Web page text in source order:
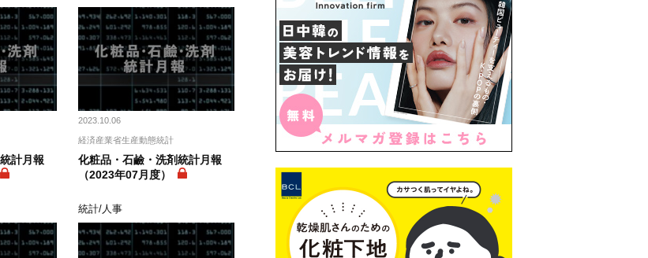
計月報
2023.10.06
経済産業省生産動態統計
化粧品・石鹼・洗剤統計月報
（2023年07月度）
統計/人事